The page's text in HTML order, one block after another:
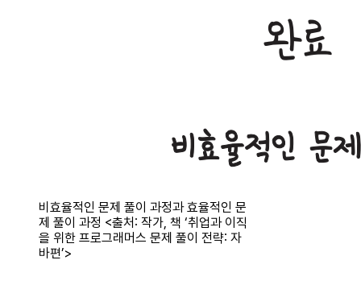
비효율적인 문제 풀이 과정과 효율적인 문
제 풀이 과정 <출처: 작가, 책 ‘취업과 이직
을 위한 프로그래머스 문제 풀이 전략: 자
바편’>